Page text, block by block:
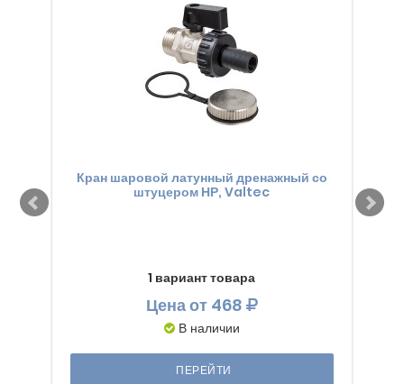
Кран шаровой латунный дренажный со
штуцером НР, Valtec
1 вариант товара
Ценаот 468
В наличии
ПЕРЕЙТИ